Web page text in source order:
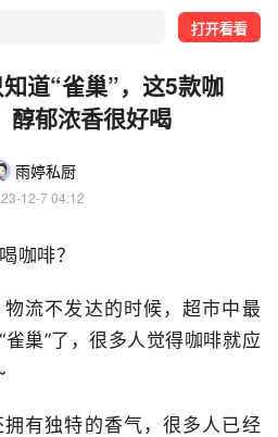
打开看看
道“雀巢”，这5款咖
醇郁浓香很好喝
雨婷私厨
12-7 04:12
咖啡？
流不发达的时候，超市中最
巢”了，很多人觉得咖啡就应
有独特的香气，很多人已经